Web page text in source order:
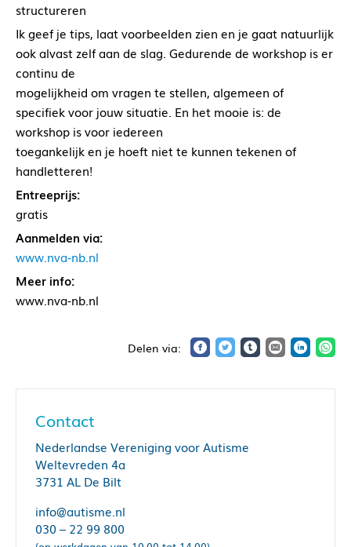
structureren
Ik geef je tips, laat voorbeelden zien en je gaat natuurlijk
ook alvast zelf aan de slag. Gedurende de workshop is er
continu de
mogelijkheid om vragen te stellen, algemeen of
specifiek voor jouw situatie. En het mooie is: de
workshop is voor iedereen
toegankelijk en je hoeft niet te kunnen tekenen of
handletteren!
Entreeprijs:
gratis
Aanmelden via:
www.nva-nb.nl
Meer info:
www.nva-nb.nl
Contact
Nederlandse Vereniging voor Autisme
Weltevreden 4a
3731 AL De Bilt
info@autisme.nl
030 – 22 99 800